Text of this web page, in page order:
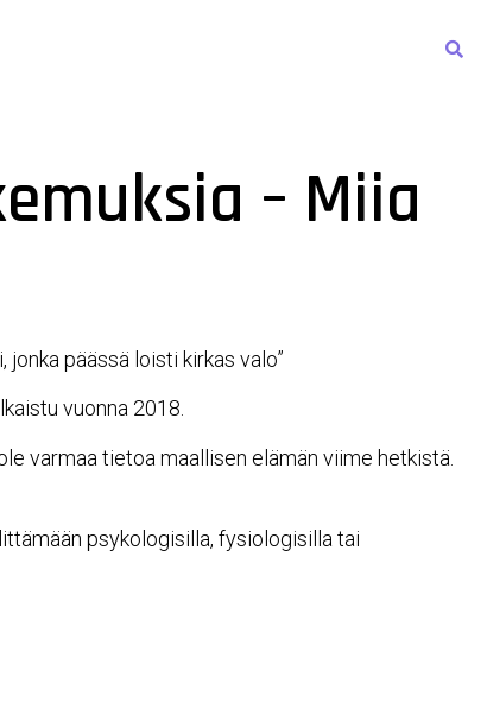
– Miia
päässä loisti kirkas valo”
vuonna 2018.
varmaa tietoa maallisen elämän viime hetkistä.
psykologisilla, fysiologisilla tai